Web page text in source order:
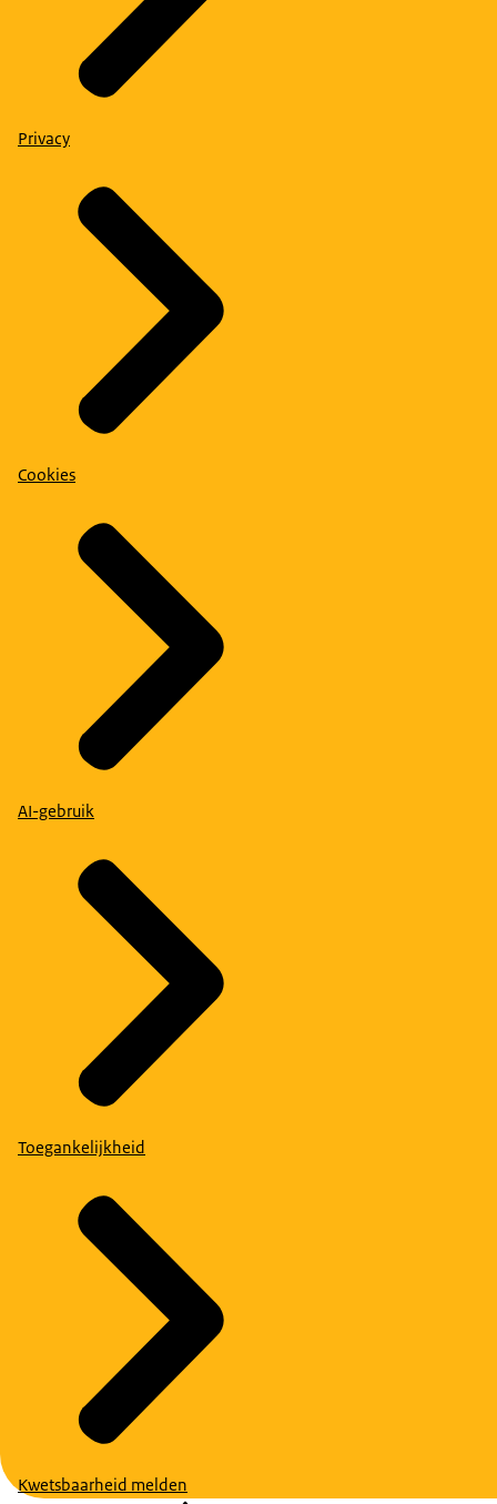
Privacy
Cookies
AI-gebruik
Toegankelijkheid
Kwetsbaarheid melden